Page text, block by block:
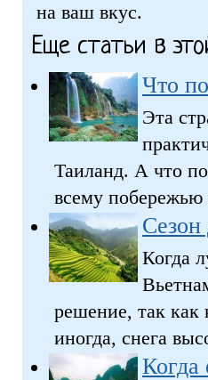
на ваш вкус.
Еще статьи в
Что
Эта
Таиланд. А что
всему
Сезон
Когда
решение, так как
иногда, снега
Когда